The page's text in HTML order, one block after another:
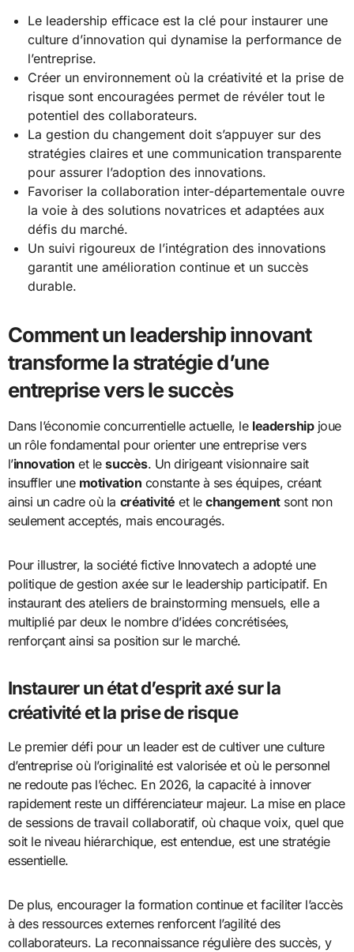
Le leadership efficace est la clé pour instaurer une
culture d’innovation qui dynamise la performance de
l’entreprise.
Créer un environnement où la créativité et la prise de
risque sont encouragées permet de révéler tout le
potentiel des collaborateurs.
La gestion du changement doit s’appuyer sur des
stratégies claires et une communication transparente
pour assurer l’adoption des innovations.
Favoriser la collaboration inter-départementale ouvre
la voie à des solutions novatrices et adaptées aux
défis du marché.
Un suivi rigoureux de l’intégration des innovations
garantit une amélioration continue et un succès
durable.
Comment un leadership innovant
transforme la stratégie d’une
entreprise vers le succès
Dans l’économie concurrentielle actuelle, le leadershipjoue
un rôle fondamental pour orienter une entreprise vers
l’innovation et lesuccès. Un dirigeant visionnaire sait
insuffler une motivation constante à ses équipes, créant
ainsi un cadre où la créativité et lechangementsont non
seulement acceptés, mais encouragés.
Pour illustrer, la société fictive Innovatech a adopté une
politique de gestion axée sur le leadership participatif. En
instaurant des ateliers de brainstorming mensuels, elle a
multiplié par deux le nombre d’idées concrétisées,
renforçant ainsi sa position sur le marché.
Instaurer un état d’esprit axé sur la
créativité et la prise de risque
Le premier défi pour un leader est de cultiver une culture
d’entreprise où l’originalité est valorisée et où le personnel
ne redoute pas l’échec. En 2026, la capacité à innover
rapidement reste un différenciateur majeur. La mise en place
de sessions de travail collaboratif, où chaque voix, quel que
soit le niveau hiérarchique, est entendue, est une stratégie
essentielle.
De plus, encourager la formation continue et faciliter l’accès
à des ressources externes renforcent l’agilité des
collaborateurs. La reconnaissance régulière des succès, y